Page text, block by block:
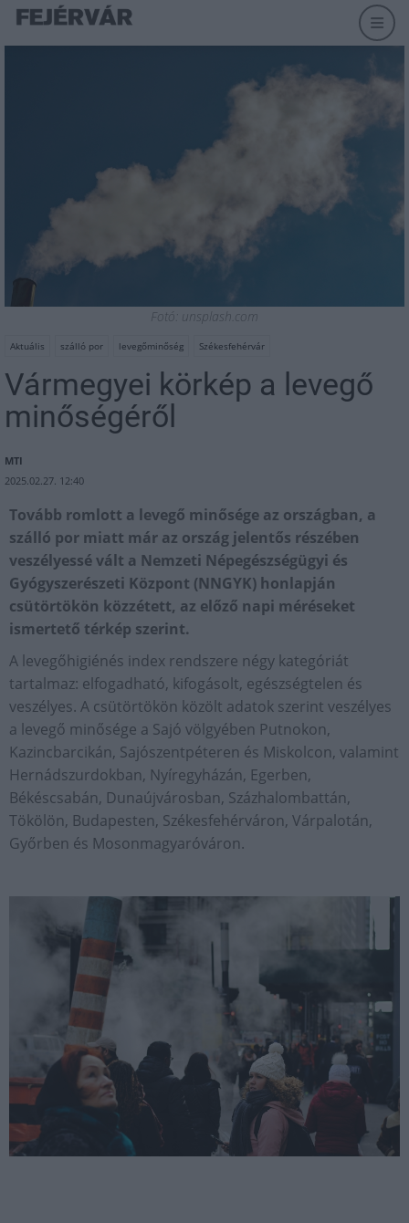
Fotó: unsplash.com
Aktuális szálló por levegőminőség Székesfehérvár
Vármegyei körkép a levegő
minőségéről
MTI
2025.02.27. 12:40
Tovább romlott a levegő minősége az országban, a
szálló por miatt már az ország jelentős részében
veszélyessé vált a Nemzeti Népegészségügyi és
Gyógyszerészeti Központ (NNGYK) honlapján
csütörtökön közzétett, az előző napi méréseket
ismertető térkép szerint.
A levegőhigiénés index rendszere négy kategóriát
tartalmaz: elfogadható, kifogásolt, egészségtelen és
veszélyes. A csütörtökön közölt adatok szerint veszélyes
a levegő minősége a Sajó völgyében Putnokon,
Kazincbarcikán, Sajószentpéteren és Miskolcon, valamint
Hernádszurdokban, Nyíregyházán, Egerben,
Békéscsabán, Dunaújvárosban, Százhalombattán,
Tökölön, Budapesten, Székesfehérváron, Várpalotán,
Győrben és Mosonmagyaróváron.